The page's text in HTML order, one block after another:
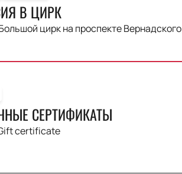
В ЦИРК
цирк на проспекте Вернадского
СЕРТИФИКАТЫ
certificate